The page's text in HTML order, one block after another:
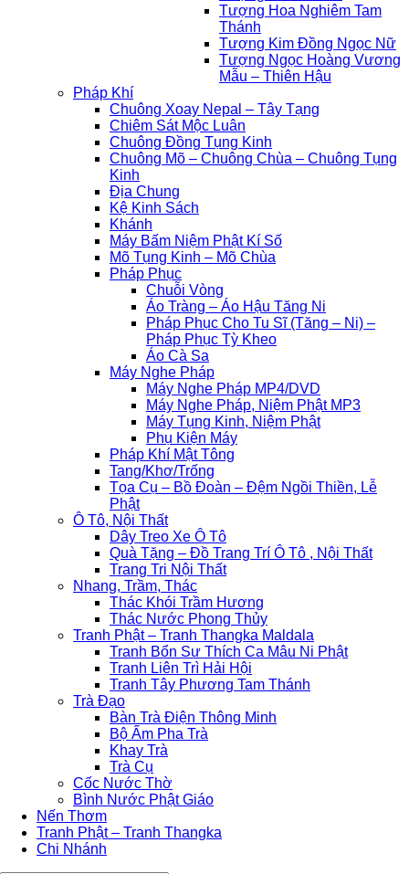
Tượng Hoa Nghiêm Tam
Thánh
Tượng Kim Đồng Ngọc Nữ
Tượng Ngọc Hoàng Vương
Mẫu – Thiên Hậu
Pháp Khí
Chuông Xoay Nepal – Tây Tạng
Chiêm Sát Mộc Luân
Chuông Đồng Tụng Kinh
Chuông Mõ – Chuông Chùa – Chuông Tụng
Kinh
Địa Chung
Kệ Kinh Sách
Khánh
Máy Bấm Niệm Phật Kí Số
Mõ Tụng Kinh – Mõ Chùa
Pháp Phục
Chuỗi Vòng
Áo Tràng – Áo Hậu Tăng Ni
Pháp Phục Cho Tu Sĩ (Tăng – Ni) –
Pháp Phục Tỳ Kheo
Áo Cà Sa
Máy Nghe Pháp
Máy Nghe Pháp MP4/DVD
Máy Nghe Pháp, Niệm Phật MP3
Máy Tụng Kinh, Niệm Phật
Phụ Kiện Máy
Pháp Khí Mật Tông
Tang/Khơ/Trống
Tọa Cụ – Bồ Đoàn – Đệm Ngồi Thiền, Lễ
Phật
Ô Tô, Nội Thất
Dây Treo Xe Ô Tô
Quà Tặng – Đồ Trang Trí Ô Tô , Nội Thất
Trang Tri Nội Thất
Nhang, Trầm, Thác
Thác Khói Trầm Hương
Thác Nước Phong Thủy
Tranh Phật – Tranh Thangka Maldala
Tranh Bổn Sư Thích Ca Mâu Ni Phật
Tranh Liên Trì Hải Hội
Tranh Tây Phương Tam Thánh
Trà Đạo
Bàn Trà Điện Thông Minh
Bộ Ấm Pha Trà
Khay Trà
Trà Cụ
Cốc Nước Thờ
Bình Nước Phật Giáo
Nến Thơm
Tranh Phật – Tranh Thangka
Chi Nhánh